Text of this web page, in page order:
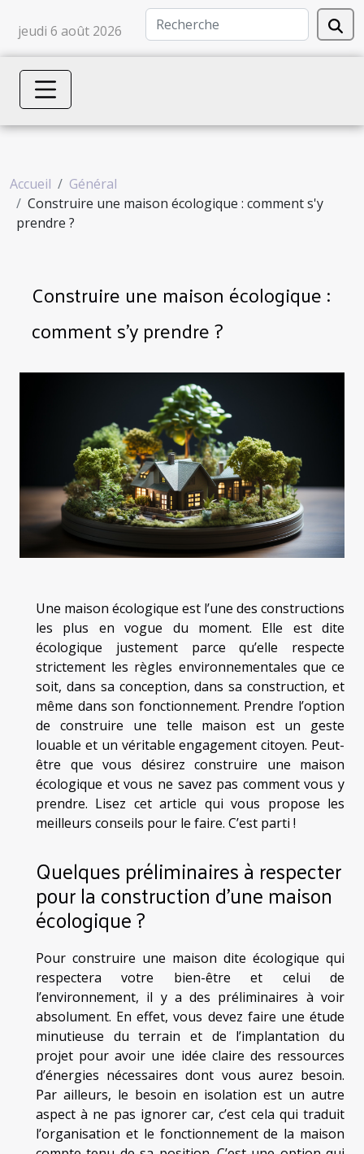
jeudi 6 août 2026
Accueil
Général
Construire une maison écologique : comment s'y
prendre ?
Construire une maison écologique :
comment s'y prendre ?
Une maison écologique est l’une des constructions
les plus en vogue du moment. Elle est dite
écologique justement parce qu’elle respecte
strictement les règles environnementales que ce
soit, dans sa conception, dans sa construction, et
même dans son fonctionnement. Prendre l’option
de construire une telle maison est un geste
louable et un véritable engagement citoyen. Peut-
être que vous désirez construire une maison
écologique et vous ne savez pas comment vous y
prendre. Lisez cet article qui vous propose les
meilleurs conseils pour le faire. C’est parti !
Quelques préliminaires à respecter
pour la construction d’une maison
écologique ?
Pour construire une maison dite écologique qui
respectera votre bien-être et celui de
l’environnement, il y a des préliminaires à voir
absolument. En effet, vous devez faire une étude
minutieuse du terrain et de l’implantation du
projet pour avoir une idée claire des ressources
d’énergies nécessaires dont vous aurez besoin.
Par ailleurs, le besoin en isolation est un autre
aspect à ne pas ignorer car, c’est cela qui traduit
l’organisation et le fonctionnement de la maison